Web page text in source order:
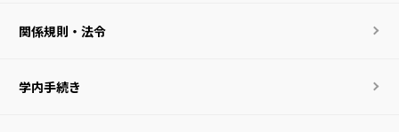
関係規則・法令
学内手続き